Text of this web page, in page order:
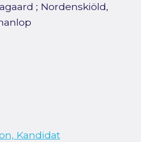
; Nordenskiöld,
Kandidat